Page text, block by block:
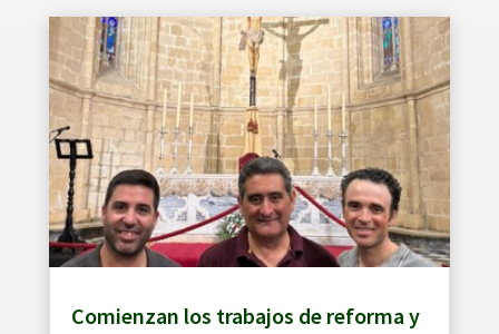
Comienzan los trabajos de reforma y